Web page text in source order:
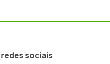
sociais